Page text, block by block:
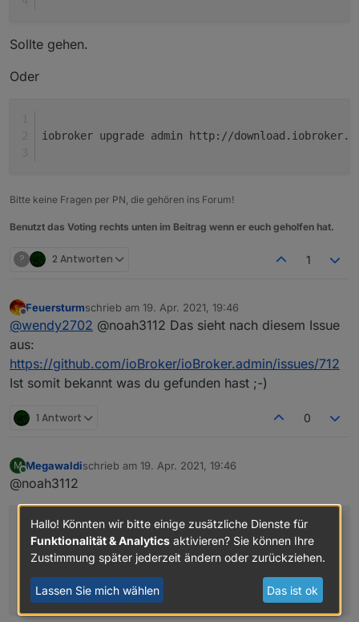
Sollte gehen.
Oder
iobroker upgrade admin http://
Bitte keine Fragen per PN, die gehören ins Forum!
Benutzt das Voting rechts unten im Beitrag wenn er euch geholfen hat.
? 2 Antworten 1
Offline
Feuersturmschrieb am 19. Apr. 2021, 19:46
zuletzt editiert von
@wendy2702 @noah3112 Das sieht nach diesem Issue
aus:
https://github.com/ioBroker/ioBroker.admin/issues/712
Ist somit bekannt was du gefunden hast ;-)
1 Antwort 0
M
Online
Megawaldischrieb am 19. Apr. 2021, 19:46
zuletzt editiert von
@noah3112
cd /opt/iobroker
npm install iobroker.admin@5 .0.3 --production
iobroker upload admin
iobroker start admin
Hallo! Könnten wir bitte einige zusätzliche Dienste für
Funktionalität & Analytics aktivieren? Sie können Ihre
Zustimmung später jederzeit ändern oder zurückziehen.
Lassen Sie mich wählen Das ist ok